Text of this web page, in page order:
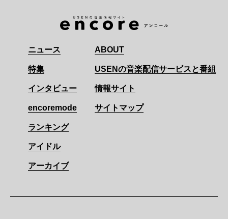
ニュース
特集
インタビュー
encoremode
ランキング
アイドル
アーカイブ
ABOUT
USENの音楽配信サービスと番組
情報サイト
サイトマップ